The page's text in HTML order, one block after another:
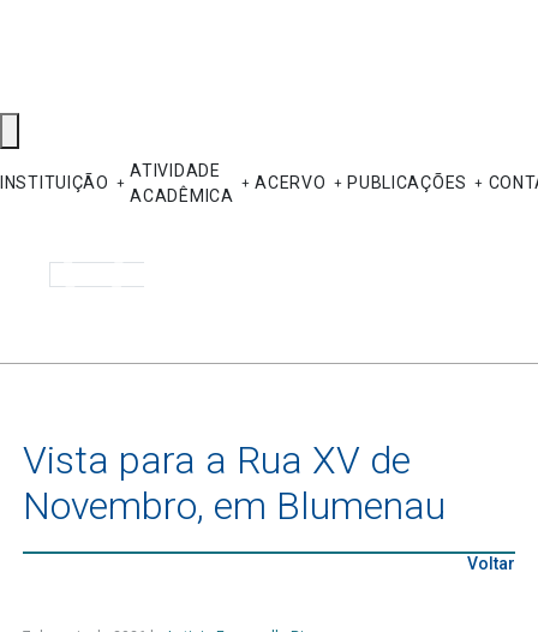
INSTITUIÇÃO
ATIVIDADE
ACADÊMICA
ACERVO PUBLICAÇÕES
Vista para a Rua XV de
Novembro, em Blumenau
Voltar